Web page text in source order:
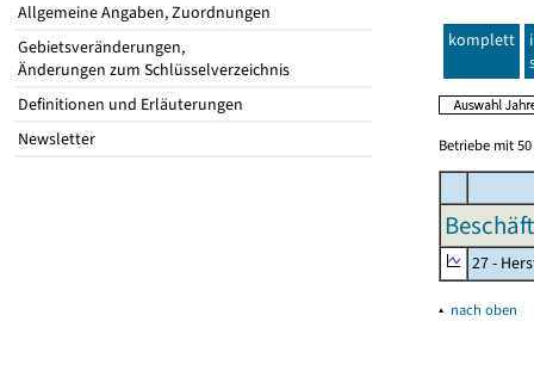
Allgemeine Angaben, Zuordnungen
Gebietsveränderungen,
Änderungen zum Schlüsselverzeichnis
Definitionen und Erläuterungen
Newsletter
komplett
Betriebe mit
27 -
▴ nach oben